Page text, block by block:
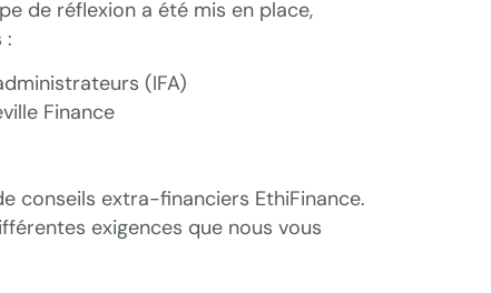
de réflexion a été mis en place,
:
(IFA)
Finance
conseils extra-financiers EthiFinance.
exigences que nous vous